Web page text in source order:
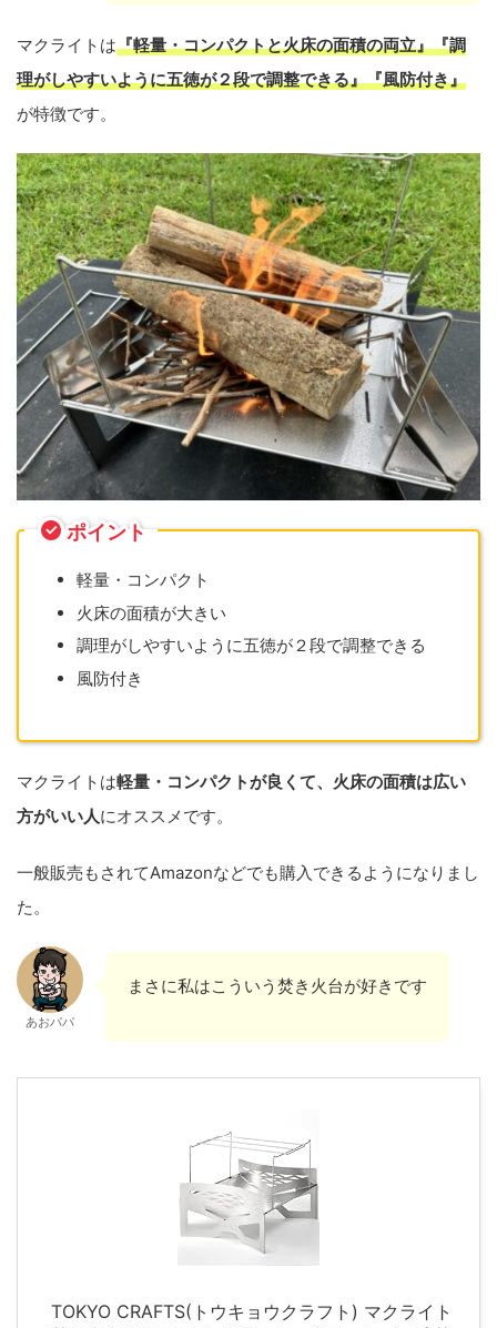
マクライトは『軽量・コンパクトと火床の面積の両立』『調
理がしやすいように五徳が２段で調整できる』『風防付き』
が特徴です。
ポイント
軽量・コンパクト
火床の面積が大きい
調理がしやすいように五徳が２段で調整できる
風防付き
マクライトは軽量・コンパクトが良くて、火床の面積は広い
方がいい人にオススメです。
一般販売もされてAmazonなどでも購入できるようになりまし
た。
あおパパ
まさに私はこういう焚き火台が好きです
TOKYO CRAFTS(トウキョウクラフト) マクライト